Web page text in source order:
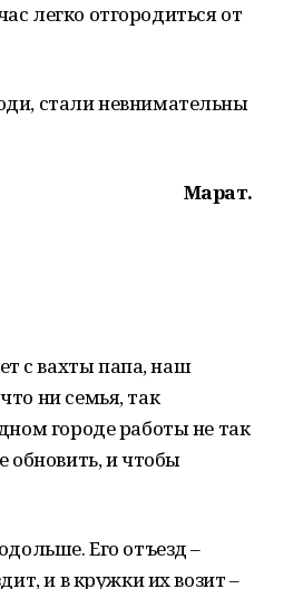
легко отгородиться от
стали невнимательны
Марат.
с вахты папа, наш
ни семья, так
городе работы не так
обновить, и чтобы
Его отъезд –
и в кружки их возит –